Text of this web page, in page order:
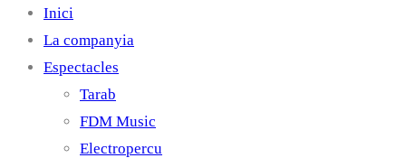
Inici
La companyia
Espectacles
Tarab
FDM Music
Electropercu